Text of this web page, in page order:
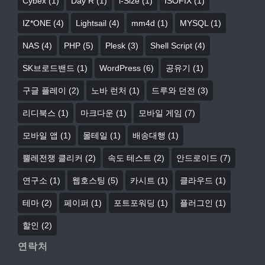
IZ*ONE (4) Lightsail (4) mm4d (1) MYSQL (1)
NAS (4) PHP (5) Plesk (3) Shell Script (4)
SK브로드밴드 (1) WordPress (6) 공유기 (1)
구글 플레이 (2) 노바 런처 (1) 드루와 던전 (3)
리디북스 (1) 마크다운 (1) 모바일 게임 (7)
모바일 앱 (1) 몰테일 (1) 배송대행 (1)
뿔레전쟁 클리커 (2) 속도 테스트 (2) 안드로이드 (7)
연구소 (1) 웹호스팅 (5) 카시트 (1) 클라우드 (1)
테마 (2) 페이퍼 (1) 포트포워딩 (1) 플러그인 (1)
할인 (2)
연락처